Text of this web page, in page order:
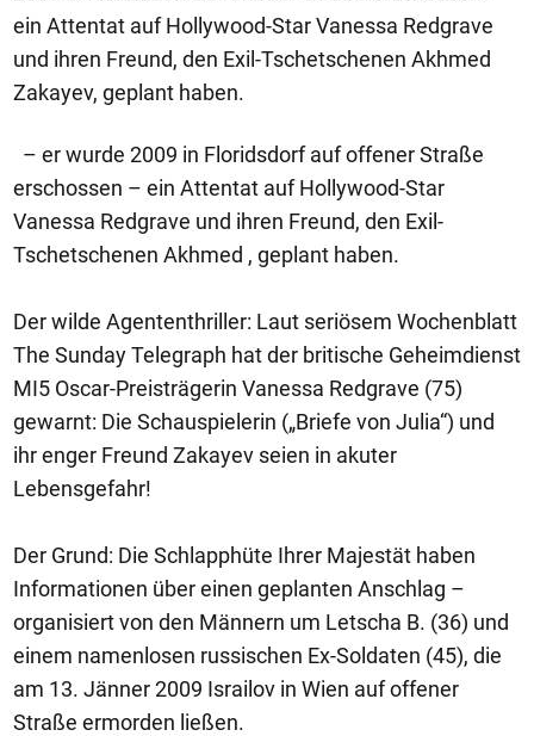
ein Attentat auf Hollywood-Star Vanessa Redgrave
und ihren Freund, den Exil-Tschetschenen Akhmed
Zakayev, geplant haben.
– er wurde 2009 in Floridsdorf auf offener Straße
erschossen – ein Attentat auf Hollywood-Star
Vanessa Redgrave und ihren Freund, den Exil-
Tschetschenen Akhmed , geplant haben.
Der wilde Agententhriller: Laut seriösem Wochenblatt
The Sunday Telegraph hat der britische Geheimdienst
MI5 Oscar-Preisträgerin Vanessa Redgrave (75)
gewarnt: Die Schauspielerin („Briefe von Julia“) und
ihr enger Freund Zakayev seien in akuter
Lebensgefahr!
Der Grund: Die Schlapphüte Ihrer Majestät haben
Informationen über einen geplanten Anschlag –
organisiert von den Männern um Letscha B. (36) und
einem namenlosen russischen Ex-Soldaten (45), die
am 13. Jänner 2009 Israilov in Wien auf offener
Straße ermorden ließen.